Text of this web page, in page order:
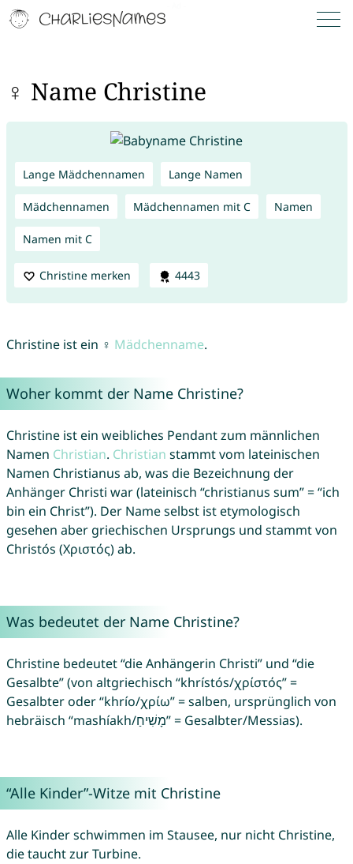
♀ Name Christine
Lange Mädchennamen Lange Namen
Mädchennamen Mädchennamen mit C Namen
Namen mit C
Christine merken 4443
Christine ist ein ♀ Mädchenname.
Woher kommt der Name Christine?
Christine ist ein weibliches Pendant zum männlichen
Namen Christian. Christian stammt vom lateinischen
Namen Christianus ab, was die Bezeichnung der
Anhänger Christi war (lateinisch “christianus sum” = “ich
bin ein Christ”). Der Name selbst ist etymologisch
gesehen aber griechischen Ursprungs und stammt von
Christós (Χριστός) ab.
Was bedeutet der Name Christine?
Christine bedeutet “die Anhängerin Christi” und “die
Gesalbte” (von altgriechisch “khrístós/χρίστός” =
Gesalbter oder “khrío/χρίω” = salben, ursprünglich von
hebräisch “mashíakh/מָשִׁיחַ” = Gesalbter/Messias).
“Alle Kinder”-Witze mit Christine
Alle Kinder schwimmen im Stausee, nur nicht Christine,
die taucht zur Turbine.